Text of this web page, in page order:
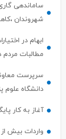
ساماندهی
شهروندان
ابهام در
مطالبات مردم
سرپرست
دانشگاه
آغاز به کار
واردات بیش از ۸۴۰ هزار تن نهاده دامی از بنادر كاسپین و انزلی